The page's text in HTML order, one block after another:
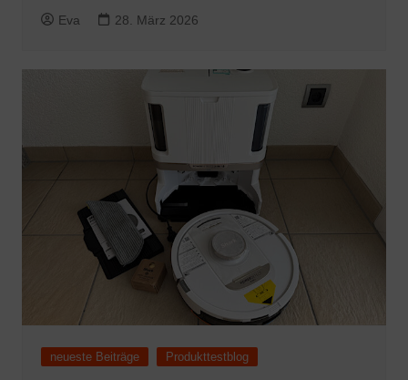
Eva 28. März 2026
neueste Beiträge Produkttestblog